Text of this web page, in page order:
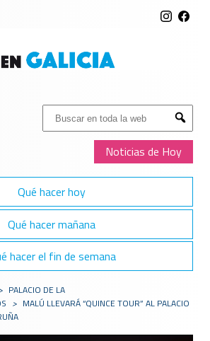
Buscar:
Submit
Noticias de Hoy
Qué hacer hoy
Qué hacer mañana
hacer el fin de semana
PALACIO DE LA
> MALÚ LLEVARÁ “QUINCE TOUR” AL PALACIO